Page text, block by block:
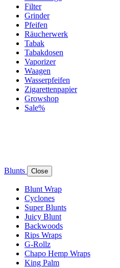
Filter
Grinder
Pfeifen
Räucherwerk
Tabak
Tabakdosen
Vaporizer
Waagen
Wasserpfeifen
Zigarettenpapier
Growshop
Sale%
Blunts Close
Blunt Wrap
Cyclones
Super Blunts
Juicy Blunt
Backwoods
Rips Wraps
G-Rollz
Chapo Hemp Wraps
King Palm